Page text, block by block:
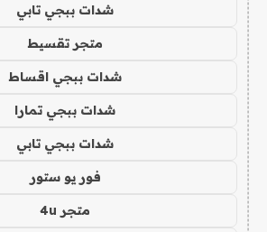
شدات ببجي تابي
متجر تقسيط
شدات ببجي اقساط
شدات ببجي تمارا
شدات ببجي تابي
فور يو ستور
متجر 4u